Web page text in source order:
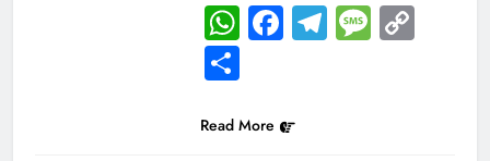
WhatsApp
Facebook
Telegram
Share
Read More